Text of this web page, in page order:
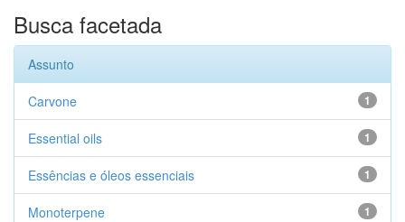
Busca facetada
Assunto
1
Carvone
1
Essential oils
1
Essências e óleos essenciais
1
Monoterpene